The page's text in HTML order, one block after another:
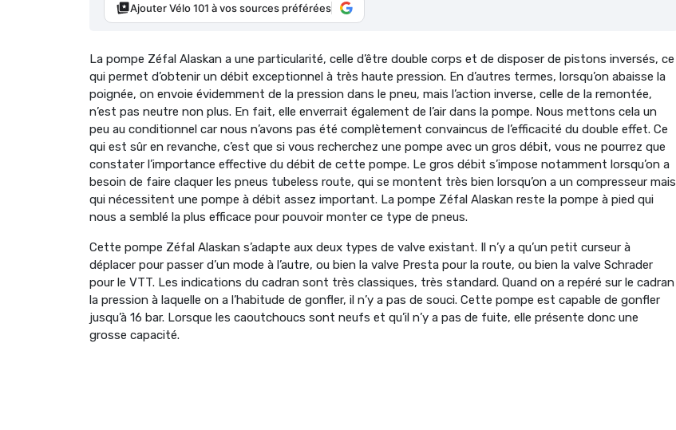
Ajouter Vélo 101 à vos sources préférées
La pompe Zéfal Alaskan a une particularité, celle d’être double corps et de disposer de pistons inversés, ce
qui permet d’obtenir un débit exceptionnel à très haute pression. En d’autres termes, lorsqu’on abaisse la
poignée, on envoie évidemment de la pression dans le pneu, mais l’action inverse, celle de la remontée,
n’est pas neutre non plus. En fait, elle enverrait également de l’air dans la pompe. Nous mettons cela un
peu au conditionnel car nous n’avons pas été complètement convaincus de l’efficacité du double effet. Ce
qui est sûr en revanche, c’est que si vous recherchez une pompe avec un gros débit, vous ne pourrez que
constater l’importance effective du débit de cette pompe. Le gros débit s’impose notamment lorsqu’on a
besoin de faire claquer les pneus tubeless route, qui se montent très bien lorsqu’on a un compresseur mais
qui nécessitent une pompe à débit assez important. La pompe Zéfal Alaskan reste la pompe à pied qui
nous a semblé la plus efficace pour pouvoir monter ce type de pneus.
Cette pompe Zéfal Alaskan s’adapte aux deux types de valve existant. Il n’y a qu’un petit curseur à
déplacer pour passer d’un mode à l’autre, ou bien la valve Presta pour la route, ou bien la valve Schrader
pour le VTT. Les indications du cadran sont très classiques, très standard. Quand on a repéré sur le cadran
la pression à laquelle on a l’habitude de gonfler, il n’y a pas de souci. Cette pompe est capable de gonfler
jusqu’à 16 bar. Lorsque les caoutchoucs sont neufs et qu’il n’y a pas de fuite, elle présente donc une
grosse capacité.